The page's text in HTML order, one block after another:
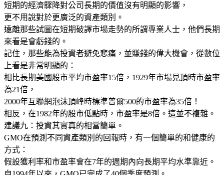
短期的經濟驟降對公司長期的價值沒有明顯的影響，
更不用說對於更廣泛的資產類別。
遠離那些試圖在短期破譯市場走勢的所謂專業人士，他們長期
來看是會虧錢的。
記住，那些能為投資者避免悲痛，並賺錢的偉大機會，從數位
上看是非常明顯的：
相比長期美國股市平均市盈率15倍，1929年市場見頂時市盈率
為21倍，
2000年互聯網泡沫頂峰時標準普爾500的市盈率為35倍！
相反，在1982年的股市低點時，市盈率是8倍。這並不複雜。
建議九：投資其實真的相當簡單。
GMO在預測不同資產類別的回報時，有一個簡單的和健康的
方式：
假設獲利率和市盈率會在7年的週期內向長期平均水準靠近。